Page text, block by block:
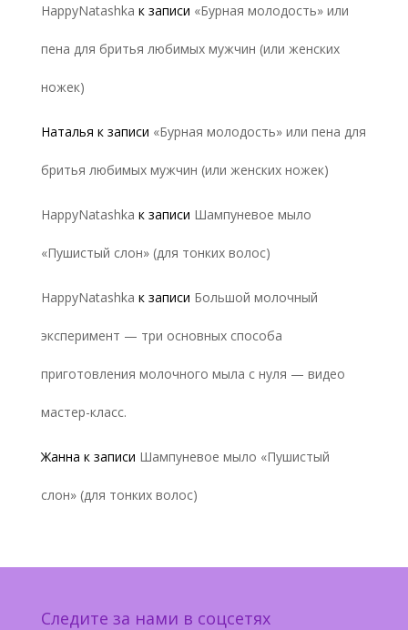
HappyNatashka к записи «Бурная молодость» или
пена для бритья любимых мужчин (или женских
ножек)
Наталья к записи «Бурная молодость» или пена для
бритья любимых мужчин (или женских ножек)
HappyNatashka к записи Шампуневое мыло
«Пушистый слон» (для тонких волос)
HappyNatashka к записи Большой молочный
эксперимент — три основных способа
приготовления молочного мыла с нуля — видео
мастер-класс.
Жанна к записи Шампуневое мыло «Пушистый
слон» (для тонких волос)
Следите за нами в соцсетях